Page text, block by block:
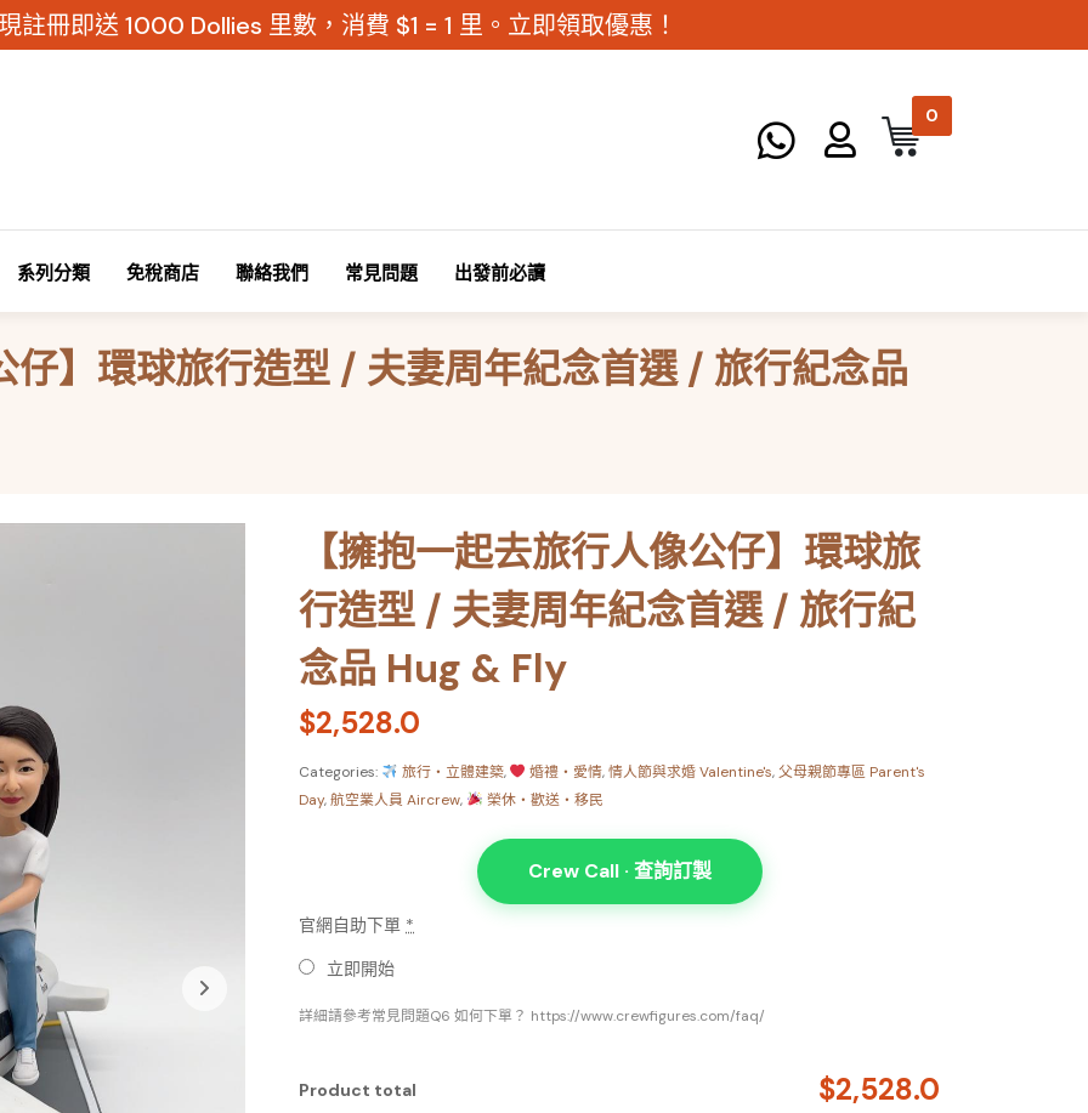
註冊即送 1000 Dollies 里數，消費 $1 = 1 里。立即領取優惠！
0
系列分類 免稅商店 聯絡我們 常見問題 出發前必讀
仔】環球旅行造型 / 夫妻周年紀念首選 / 旅行紀念品
【擁抱一起去旅行人像公仔】環球旅
行造型 / 夫妻周年紀念首選 / 旅行紀
念品 Hug & Fly
$2,528.0
Categories: 旅行・立體建築, 婚禮・愛情,情人節與求婚 Valentine's, 父母親節專區 Parent's
Day,航空業人員 Aircrew, 榮休・歡送・移民
Crew Call · 查詢訂製
官網自助下單 *
立即開始
詳細請參考常見問題Q6 如何下單？ https://www.crewfigures.com/faq/
Product total $2,528.0